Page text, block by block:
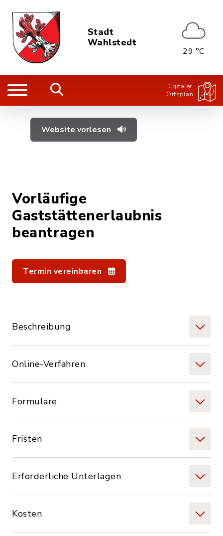
Stadt
Wahlstedt
29 °C
Digitaler
Ortsplan
Website vorlesen
Vorläufige
Gaststättenerlaubnis
beantragen
Termin vereinbaren
Beschreibung
Online-Verfahren
Formulare
Fristen
Erforderliche Unterlagen
Kosten